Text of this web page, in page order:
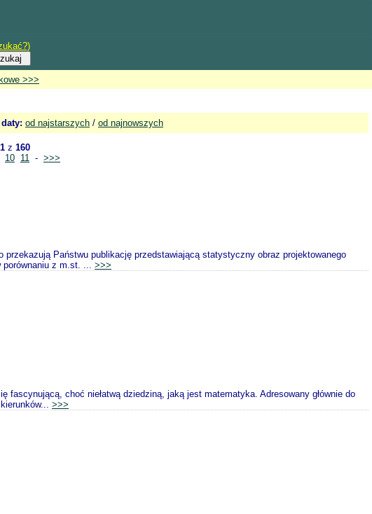
)
>>>
daty: od najstarszych / od najnowszych
1 z 160
10 11 - >>>
Państwu publikację przedstawiającą statystyczny obraz projektowanego
porównaniu z m.st. ... >>>
choć niełatwą dziedziną, jaką jest matematyka. Adresowany głównie do
>>>